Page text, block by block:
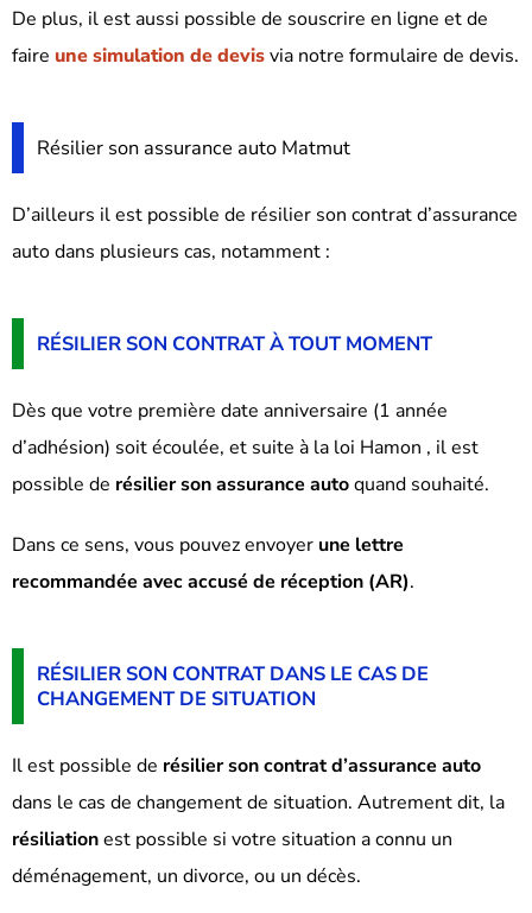
De plus, il est aussi possible de souscrire en ligne et de
faire une simulation de devisvia notre formulaire de devis.
Résilier son assurance auto Matmut
D’ailleurs il est possible de résilier son contrat d’assurance
auto dans plusieurs cas, notamment :
RÉSILIER SON CONTRAT À TOUT MOMENT
Dès que votre première date anniversaire (1 année
d’adhésion) soit écoulée, et suite à la loi Hamon , il est
possible de résilier son assurance autoquand souhaité.
Dans ce sens, vous pouvez envoyer une lettre
recommandée avec accusé de réception (AR).
RÉSILIER SON CONTRAT DANS LE CAS DE
CHANGEMENT DE SITUATION
Il est possible de résilier son contrat d’assurance auto
dans le cas de changement de situation. Autrement dit, la
résiliationest possible si votre situation a connu un
déménagement, un divorce, ou un décès.